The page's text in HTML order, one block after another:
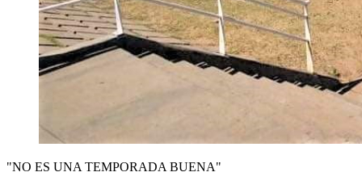
"NO ES UNA TEMPORADA BUENA"